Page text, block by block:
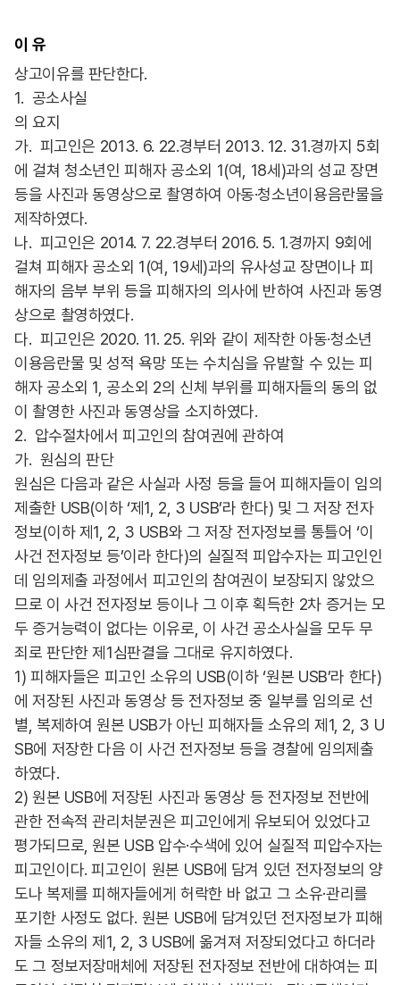
이 유
상고이유를 판단한다.
1. 공소사실
의 요지
가. 피고인은 2013. 6. 22.경부터 2013. 12. 31.경까지 5회
에 걸쳐 청소년인 피해자 공소외 1(여, 18세)과의 성교 장면
등을 사진과 동영상으로 촬영하여 아동·청소년이용음란물을
제작하였다.
나. 피고인은 2014. 7. 22.경부터 2016. 5. 1.경까지 9회에
걸쳐 피해자 공소외 1(여, 19세)과의 유사성교 장면이나 피
해자의 음부 부위 등을 피해자의 의사에 반하여 사진과 동영
상으로 촬영하였다.
다. 피고인은 2020. 11. 25. 위와 같이 제작한 아동·청소년
이용음란물 및 성적 욕망 또는 수치심을 유발할 수 있는 피
해자 공소외 1, 공소외 2의 신체 부위를 피해자들의 동의 없
이 촬영한 사진과 동영상을 소지하였다.
2. 압수절차에서 피고인의 참여권에 관하여
가. 원심의 판단
원심은 다음과 같은 사실과 사정 등을 들어 피해자들이 임의
제출한 USB(이하 ‘제1, 2, 3 USB’라 한다) 및 그 저장 전자
정보(이하 제1, 2, 3 USB와 그 저장 전자정보를 통틀어 ‘이
사건 전자정보 등’이라 한다)의 실질적 피압수자는 피고인인
데 임의제출 과정에서 피고인의 참여권이 보장되지 않았으
므로 이 사건 전자정보 등이나 그 이후 획득한 2차 증거는 모
두 증거능력이 없다는 이유로, 이 사건 공소사실을 모두 무
죄로 판단한 제1심판결을 그대로 유지하였다.
1) 피해자들은 피고인 소유의 USB(이하 ‘원본 USB’라 한다)
에 저장된 사진과 동영상 등 전자정보 중 일부를 임의로 선
별, 복제하여 원본 USB가 아닌 피해자들 소유의 제1, 2, 3 U
SB에 저장한 다음 이 사건 전자정보 등을 경찰에 임의제출
하였다.
2) 원본 USB에 저장된 사진과 동영상 등 전자정보 전반에
관한 전속적 관리처분권은 피고인에게 유보되어 있었다고
평가되므로, 원본 USB 압수·수색에 있어 실질적 피압수자는
피고인이다. 피고인이 원본 USB에 담겨 있던 전자정보의 양
도나 복제를 피해자들에게 허락한 바 없고 그 소유·관리를
포기한 사정도 없다. 원본 USB에 담겨있던 전자정보가 피해
자들 소유의 제1, 2, 3 USB에 옮겨져 저장되었다고 하더라
도 그 정보저장매체에 저장된 전자정보 전반에 대하여는 피